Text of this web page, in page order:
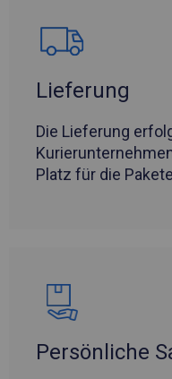
Lieferung
Die Lieferung
Platz für die
Persönliche